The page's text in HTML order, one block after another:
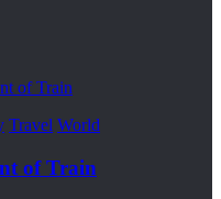
Travel World
of Train